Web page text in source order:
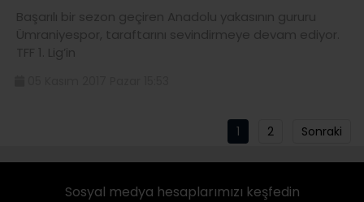
Başarılı bir sezon geçiren Anadolu yakasının gururu
Ümraniyespor, taraftarını sevindirmeye devam ediyor.
TFF 1. Lig’in
1 2 Sonraki
Sosyal medya hesaplarımızı keşfedin